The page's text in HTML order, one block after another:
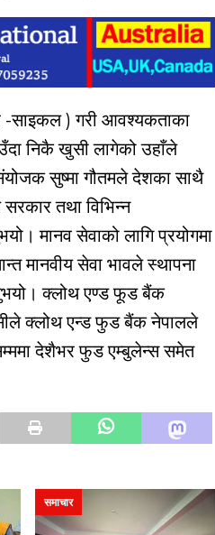
-साइकल ) गरी आवश्यकताका
निकै खुसी लागेको उहाँले
सुष्मा गौतमले देशका साथै
तथा विभिन्न
मानव सेवाको लागि प्रयोगमा
मानवीय सेवा भावले स्थापना
क्लोथ एण्ड फूड बैंक
क्लोथ एन्ड फुड बैंक नेपालले
देशैभर फुड एम्बुलेन्स समेत
समाचार